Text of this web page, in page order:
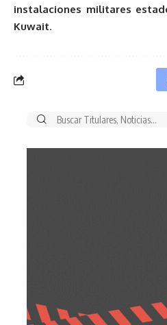
instalaciones militares
Kuwait.
Buscar